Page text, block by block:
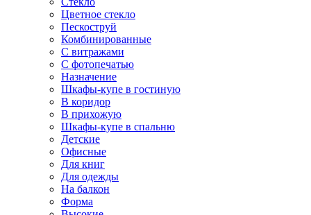
Цветное стекло
Пескоструй
Комбинированные
С витражами
С фотопечатью
Назначение
Шкафы-купе в гостиную
В коридор
В прихожую
Шкафы-купе в спальню
Детские
Офисные
Для книг
Для одежды
На балкон
Форма